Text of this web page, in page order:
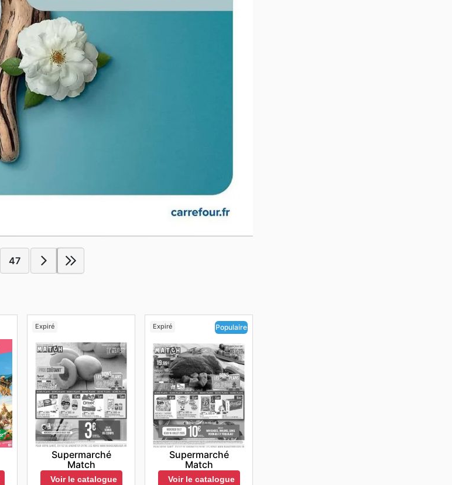
47
Expiré
Supermarché
Match
Voir le catalogue
Expiré Populaire
Supermarché
Match
Voir le catalogue